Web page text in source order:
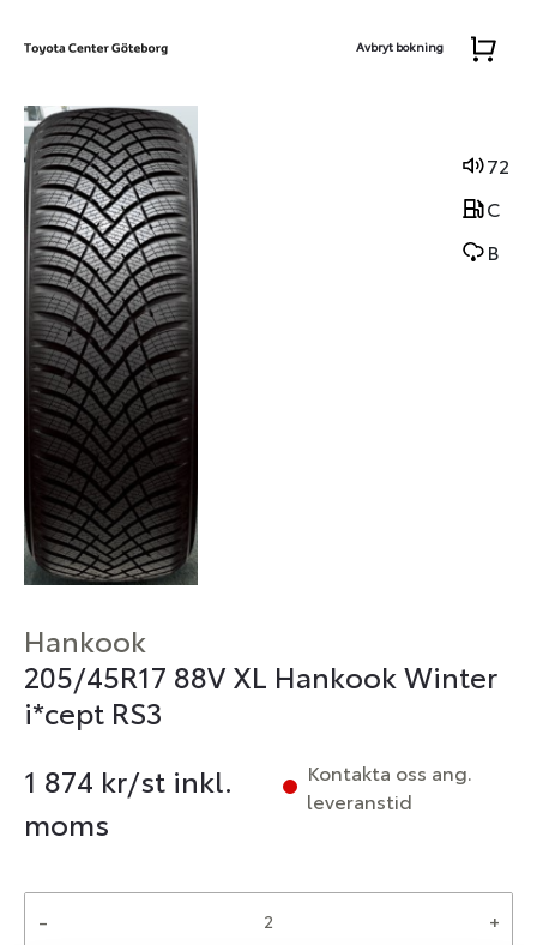
Avbryt bokning
72
C
B
Hankook
205/45R17 88V XL Hankook Winter
i*cept RS3
1 874 kr/st inkl.
moms
Kontakta oss ang.
leveranstid
- +